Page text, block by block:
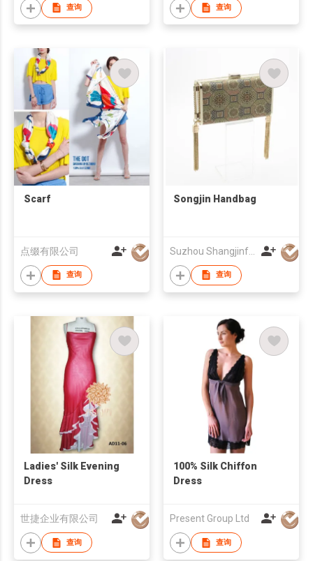
查询 查询
Scarf
点缀有限公司
查询
Songjin Handbag
Suzhou Shangjinfang Weaving Culture Co.,Ltd
查询
Ladies' Silk Evening
Dress
世捷企业有限公司
查询
100% Silk Chiffon
Dress
Present Group Ltd
查询